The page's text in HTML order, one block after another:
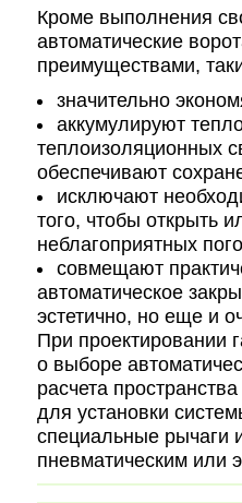
Кроме выполнения
автоматические
преимуществами,
значительно
аккумулируют
теплоизоляционных
обеспечивают
исключают
того, чтобы открыть
неблагоприятных
совмещают
автоматическое
эстетично, но еще и
При проектировании
о выборе
расчета
для установки
специальные рычаги
пневматическим или